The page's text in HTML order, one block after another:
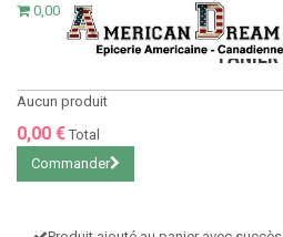
0,00 €
PANIER
Aucun produit
0,00 € Total
Commander